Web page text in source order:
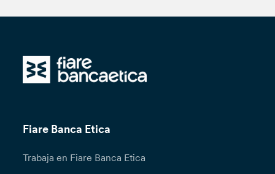
Fiare Banca Etica
Trabaja en Fiare Banca Etica